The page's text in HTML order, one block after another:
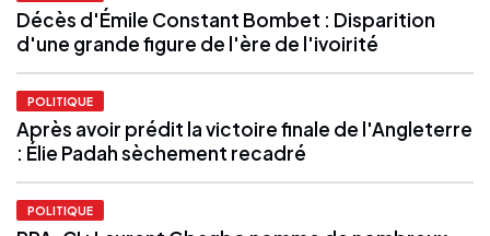
Décès d'Émile Constant Bombet : Disparition
d'une grande figure de l'ère de l'ivoirité
POLITIQUE
Après avoir prédit la victoire finale de l'Angleterre
: Élie Padah sèchement recadré
POLITIQUE